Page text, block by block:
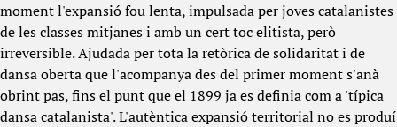
moment l'expansió fou lenta, impulsada per joves catalanistes
de les classes mitjanes i amb un cert toc elitista, però
irreversible. Ajudada per tota la retòrica de solidaritat i de
dansa oberta que l'acompanya des del primer moment s'anà
obrint pas, fins el punt que el 1899 ja es definia com a 'típica
dansa catalanista'. L'autèntica expansió territorial no es produí